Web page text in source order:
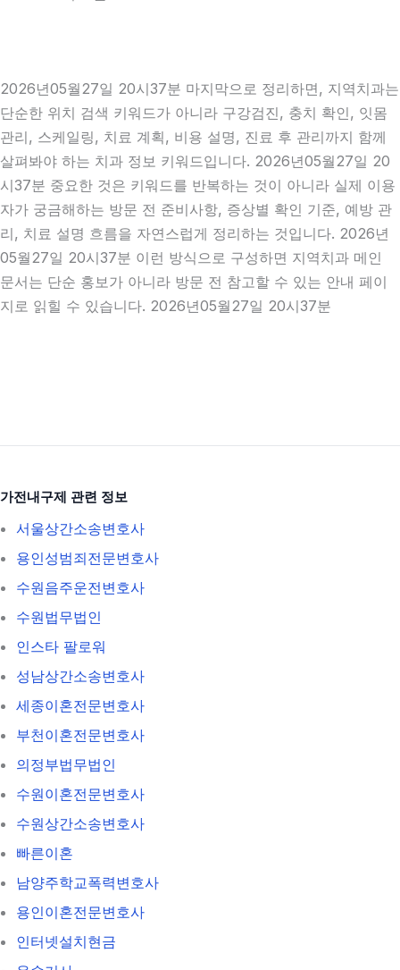
2026년05월27일 20시37분 마지막으로 정리하면, 지역치과는
단순한 위치 검색 키워드가 아니라 구강검진, 충치 확인, 잇몸
관리, 스케일링, 치료 계획, 비용 설명, 진료 후 관리까지 함께
살펴봐야 하는 치과 정보 키워드입니다. 2026년05월27일 20
시37분 중요한 것은 키워드를 반복하는 것이 아니라 실제 이용
자가 궁금해하는 방문 전 준비사항, 증상별 확인 기준, 예방 관
리, 치료 설명 흐름을 자연스럽게 정리하는 것입니다. 2026년
05월27일 20시37분 이런 방식으로 구성하면 지역치과 메인
문서는 단순 홍보가 아니라 방문 전 참고할 수 있는 안내 페이
지로 읽힐 수 있습니다. 2026년05월27일 20시37분
가전내구제 관련 정보
서울상간소송변호사
용인성범죄전문변호사
수원음주운전변호사
수원법무법인
인스타 팔로워
성남상간소송변호사
세종이혼전문변호사
부천이혼전문변호사
의정부법무법인
수원이혼전문변호사
수원상간소송변호사
빠른이혼
남양주학교폭력변호사
용인이혼전문변호사
인터넷설치현금